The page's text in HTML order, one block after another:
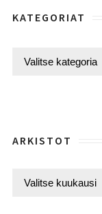
KATEGORIAT
ARKISTOT